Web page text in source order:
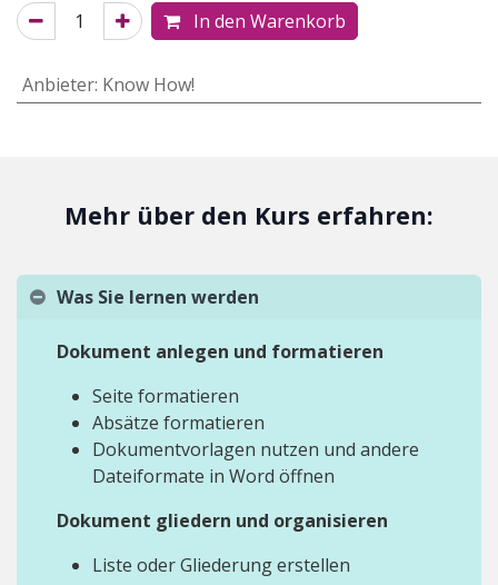
In den Warenkorb
Anbieter: Know How!
Mehr über den Kurs erfahren:
Was Sie lernen werden
Dokument anlegen und formatieren
Seite formatieren
Absätze formatieren
Dokumentvorlagen nutzen und andere
Dateiformate in Word öffnen
Dokument gliedern und organisieren
Liste oder Gliederung erstellen